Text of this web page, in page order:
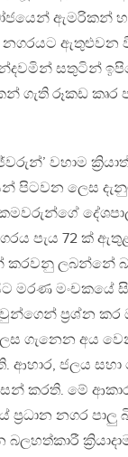
ඇමරිකන්
ඇතුළුවන
සතුටින්
ගැති රූකඩ කෘර
වහාම
පිටවන ලෙස
පැය 72 ක්
කරවනු ලබන්නේ
මරණ මංචකයේ
ප්‍රශ්න
ගැනෙන අය
ආහාර, ජලය
මේ
ප්‍රධාන නගර